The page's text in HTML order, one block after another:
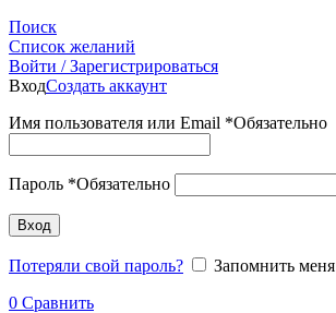
Поиск
Список желаний
Войти / Зарегистрироваться
ВходСоздать аккаунт
Имя пользователя или Email *Обязательно
Пароль *Обязательно
Вход
Потеряли свой пароль?
Запомнить меня
0 Сравнить